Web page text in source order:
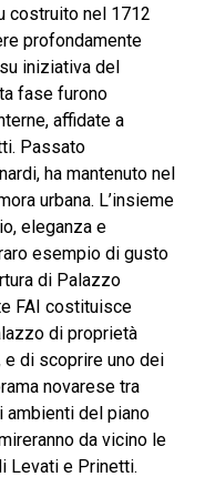
costruito nel 1712
profondamente
iniziativa del
fase furono
affidate a
Passato
ha mantenuto nel
urbana. L’insieme
eleganza e
esempio di gusto
di Palazzo
FAI costituisce
di proprietà
e di scoprire uno dei
novarese tra
ambienti del piano
da vicino le
Levati e Prinetti.